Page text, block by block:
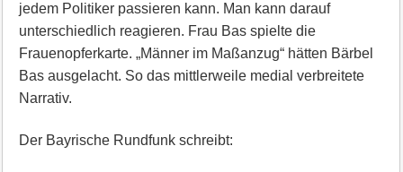
jedem Politiker passieren kann. Man kann darauf
unterschiedlich reagieren. Frau Bas spielte die
Frauenopferkarte. „Männer im Maßanzug“ hätten Bärbel
Bas ausgelacht. So das mittlerweile medial verbreitete
Narrativ.
Der Bayrische Rundfunk schreibt: